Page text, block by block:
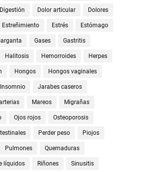
Digestión Dolor articular Dolores
Estreñimiento Estrés Estómago
Gases Gastritis
Halitosis Hemorroides Herpes
Hongos Hongos vaginales
Insomnio Jarabes caseros
Mareos Migrañas
Ojos rojos Osteoporosis
Perder peso Piojos
Pulmones Quemaduras
líquidos Riñones Sinusitis